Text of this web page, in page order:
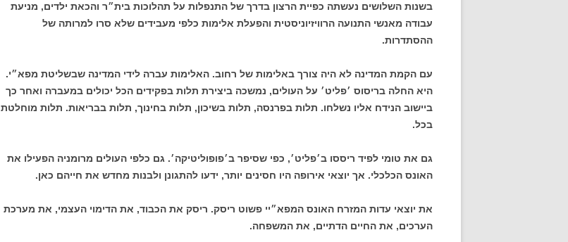
בשנות השלושים נעשתה כפיית הרצון בדרך של התנפלות על תהלוכות בית״ר והכאת ילדים, מניעת
עבודה מאנשי התנועה הרוויזיוניסטית והפעלת אלימות כלפי מעבידים שלא סרו למרותה של
ההסתדרות.
עם הקמת המדינה לא היה צורך באלימות של רחוב. האלימות עברה לידי המדינה שבשליטת מפא״י.
היא החלה בריסוס ׳פליט׳ על העולים, נמשכה ביצירת תלות בפקידים הכל יכולים במעברה ואחר כך
ביישוב הנידח אליו נשלחו. תלות בפרנסה, תלות בשיכון, תלות בחינוך, תלות בבריאות. תלות מוחלטת
בכל.
גם את טומי לפיד ריססו ב׳פליט׳, כפי שסיפר ב׳פופוליטיקה׳. גם כלפי העולים מרומניה הפעילו את
האונס הכלכלי. אך יוצאי אירופה היו חסינים יותר, ידעו להתגונן ולבנות מחדש את חייהם כאן.
את יוצאי עדות המזרח האונס המפא״יי פשוט ריסק. ריסק את הכבוד, את הדימוי העצמי, את מערכת
הערכים, את החיים הדתיים, את המשפחה.